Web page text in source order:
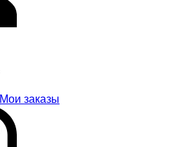
Мои заказы